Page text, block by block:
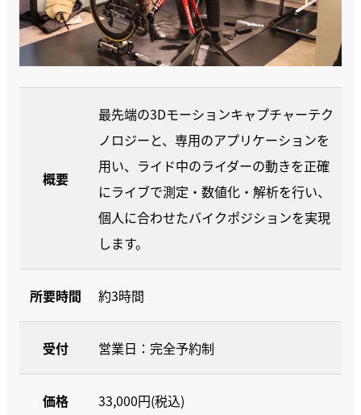
概要
最先端の3Dモーションキャプチャーテク
ノロジーと、専用のアプリケーションを
用い、ライド中のライダーの動きを正確
にライブで測定・数値化・解析を行い、
個人に合わせたバイクポジションを実現
します。
所要時間 約3時間
受付 営業日：完全予約制
価格 33,000円(税込)